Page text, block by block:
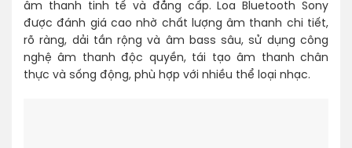
âm thanh tinh tế và đẳng cấp. Loa Bluetooth Sony
được đánh giá cao nhờ chất lượng âm thanh chi tiết,
rõ ràng, dải tần rộng và âm bass sâu, sử dụng công
nghệ âm thanh độc quyền, tái tạo âm thanh chân
thực và sống động, phù hợp với nhiều thể loại nhạc.